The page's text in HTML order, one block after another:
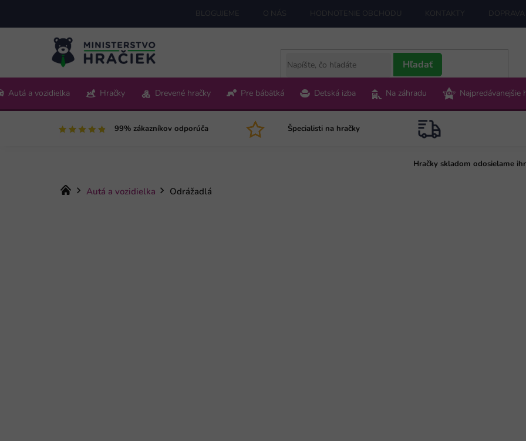
obsah
BLOGUJEME O NÁS HODNOTENIE OBCHODU KONTAKTY
Pon-Pia 9:00-15:00
Hľadať
Autá a vozidielka Hračky Drevené hračky Pre bábätká Detská izba Na záhradu Najpredávanejšie
99% zákazníkov odporúča Špecialisti na hračky
Hračky skladom odosielame
Domov
Autá a vozidielka Odrážadlá